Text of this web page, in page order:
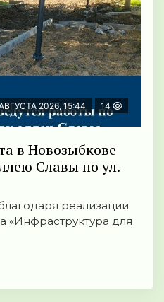
2026, 15:44 14
в Новозыбкове
Славы по ул.
реализации
«Инфраструктура для